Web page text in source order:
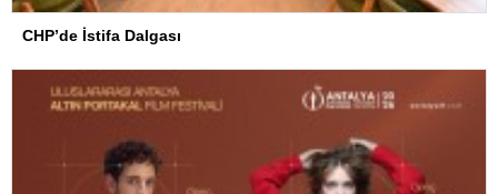
CHP’de İstifa Dalgası